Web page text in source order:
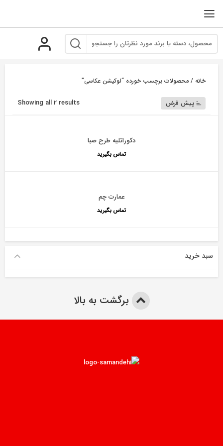
خانه / محصولات برچسب خورده “لوکیشن عکاسی”
Showing all 2 results پیش فرض
دکوراتلیه طرح صبا
تماس بگیرید
عمارت چم
تماس بگیرید
سبد خرید
برگشت به بالا